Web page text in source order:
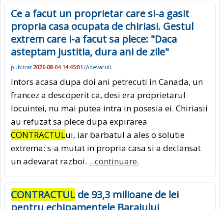
Ce a facut un proprietar care si-a gasit
propria casa ocupata de chiriasi. Gestul
extrem care i-a facut sa plece: "Daca
asteptam justitia, dura ani de zile"
publicat 2026-08-04 14:45:01 (Adevarul)
Intors acasa dupa doi ani petrecuti in Canada, un
francez a descoperit ca, desi era proprietarul
locuintei, nu mai putea intra in posesia ei. Chiriasii
au refuzat sa plece dupa expirarea
CONTRACTULui, iar barbatul a ales o solutie
extrema: s-a mutat in propria casa si a declansat
un adevarat razboi. ...continuare.
CONTRACTUL de 93,3 milioane de lei
pentru echipamentele Barajului